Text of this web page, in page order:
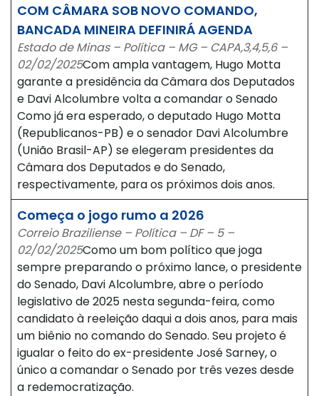
COM CÂMARA SOB NOVO COMANDO,
BANCADA MINEIRA DEFINIRÁ AGENDA
Estado de Minas – Política – MG – CAPA,3,4,5,6 –
02/02/2025Com ampla vantagem, Hugo Motta
garante a presidência da Câmara dos Deputados
e Davi Alcolumbre volta a comandar o Senado
Como já era esperado, o deputado Hugo Motta
(Republicanos-PB) e o senador Davi Alcolumbre
(União Brasil-AP) se elegeram presidentes da
Câmara dos Deputados e do Senado,
respectivamente, para os próximos dois anos.
Começa o jogo rumo a 2026
Correio Braziliense – Política – DF – 5 –
02/02/2025Como um bom político que joga
sempre preparando o próximo lance, o presidente
do Senado, Davi Alcolumbre, abre o período
legislativo de 2025 nesta segunda-feira, como
candidato à reeleição daqui a dois anos, para mais
um biênio no comando do Senado. Seu projeto é
igualar o feito do ex-presidente José Sarney, o
único a comandar o Senado por três vezes desde
a redemocratização.